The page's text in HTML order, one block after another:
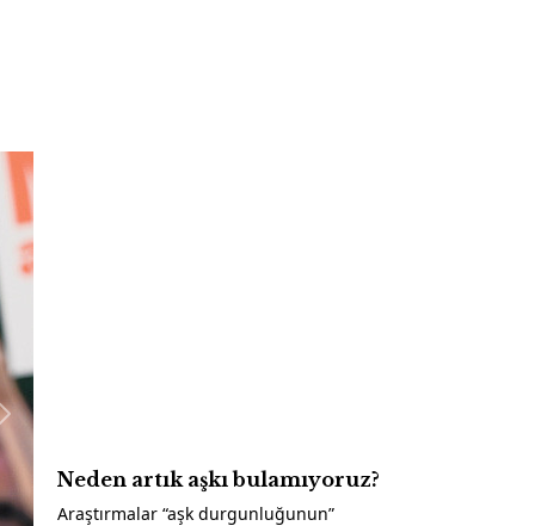
yerine
Neden artık aşkı bulamıyoruz?
Araştırmalar “aşk durgunluğunun”